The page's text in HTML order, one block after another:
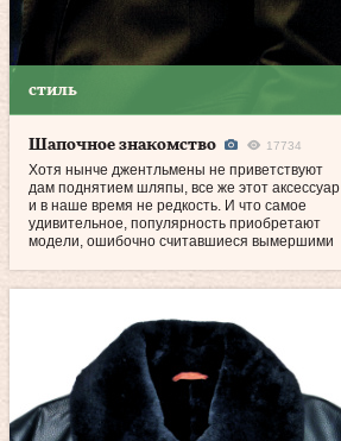
стиль
Шапочное знакомство 17734
Хотя нынче джентльмены не приветствуют
дам поднятием шляпы, все же этот аксессуар
и в наше время не редкость. И что самое
удивительное, популярность приобретают
модели, ошибочно считавшиеся вымершими